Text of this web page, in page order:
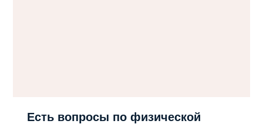
Есть вопросы по физической